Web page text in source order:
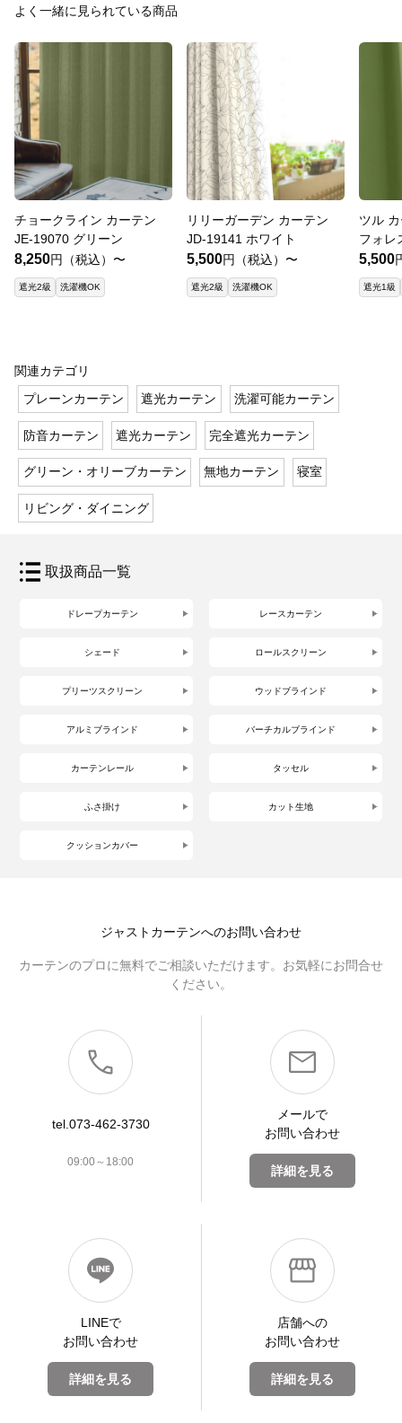
よく一緒に見られている商品
チョークライン カーテン
JE-19070 グリーン
8,250円（税込）〜
遮光2級 洗濯機OK
リリーガーデン カーテン
JD-19141 ホワイト
5,500円（税込）〜
遮光2級 洗濯機OK
ツル
フォレ
5,500
遮光1級
関連カテゴリ
プレーンカーテン
遮光カーテン 洗濯可能カーテン
防音カーテン 遮光カーテン 完全遮光カーテン
グリーン・オリーブカーテン 無地カーテン 寝室
リビング・ダイニング
取扱商品一覧
ドレープカーテン レースカーテン
シェード ロールスクリーン
プリーツスクリーン ウッドブラインド
アルミブラインド バーチカルブラインド
カーテンレール タッセル
ふさ掛け カット生地
クッションカバー
ジャストカーテンへのお問い合わせ
カーテンのプロに無料でご相談いただけます。お気軽にお問合せ
ください。
tel.073-462-3730
09:00～18:00
メールで
お問い合わせ
詳細を見る
LINEで
お問い合わせ
詳細を見る
店舗への
お問い合わせ
詳細を見る